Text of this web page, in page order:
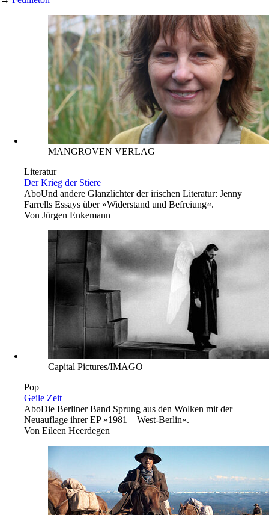
MANGROVEN VERLAG
Literatur
Der Krieg der Stiere
AboUnd andere Glanzlichter der irischen Literatur: Jenny
Farrells Essays über »Widerstand und Befreiung«.
Von Jürgen Enkemann
Capital Pictures/IMAGO
Pop
Geile Zeit
AboDie Berliner Band Sprung aus den Wolken mit der
Neuauflage ihrer EP »1981 – West-Berlin«.
Von Eileen Heerdegen